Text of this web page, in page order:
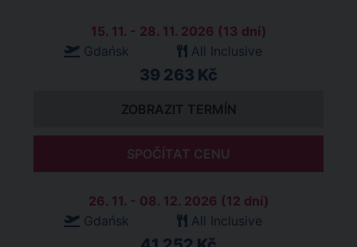
15. 11. - 28. 11. 2026 (13 dní)
Gdańsk
All Inclusive
39 263 Kč
ZOBRAZIT TERMÍN
SPOČÍTAT CENU
26. 11. - 08. 12. 2026 (12 dní)
Gdańsk
All Inclusive